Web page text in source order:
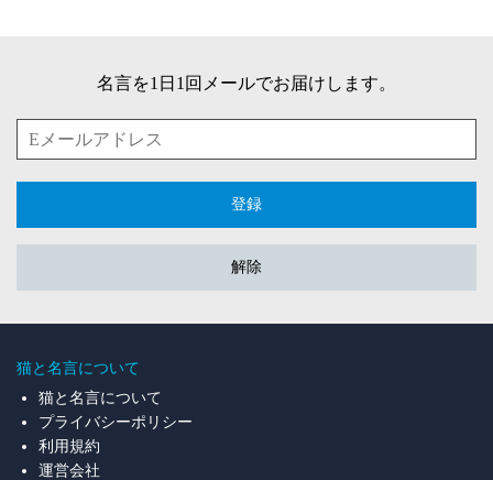
名言を1日1回メールでお届けします。
登録
解除
猫と名言について
猫と名言について
プライバシーポリシー
利用規約
運営会社